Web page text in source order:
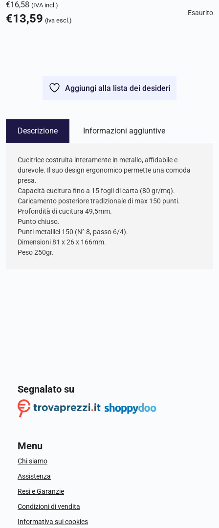
€16,58 (IVA incl.)
€13,59 (iva escl.)
Esaurito
Aggiungi alla lista dei desideri
Descrizione Informazioni aggiuntive
Cucitrice costruita interamente in metallo, affidabile e
durevole. Il suo design ergonomico permette una comoda
presa.
Capacità cucitura fino a 15 fogli di carta (80 gr/mq).
Caricamento posteriore tradizionale di max 150 punti.
Profondità di cucitura 49,5mm.
Punto chiuso.
Punti metallici 150 (N° 8, passo 6/4).
Dimensioni 81 x 26 x 166mm.
Peso 250gr.
Segnalato su
Menu
Chi siamo
Assistenza
Resi e Garanzie
Condizioni di vendita
Informativa sui cookies